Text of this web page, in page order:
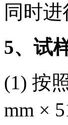
同时进
5、试
(1) 按
mm ×